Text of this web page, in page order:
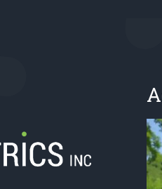
nouveau
portable